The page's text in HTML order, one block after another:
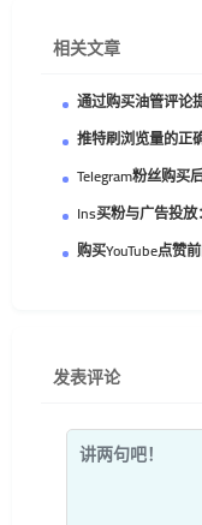
相关文章
通过购买油管评论
推特刷浏览量的正
Telegram粉丝购买
Ins买粉与广告投
购买YouTube点赞
发表评论